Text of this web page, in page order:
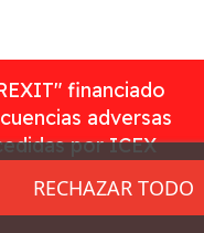
financiado
adversas
por ICEX
RECHAZAR TODO